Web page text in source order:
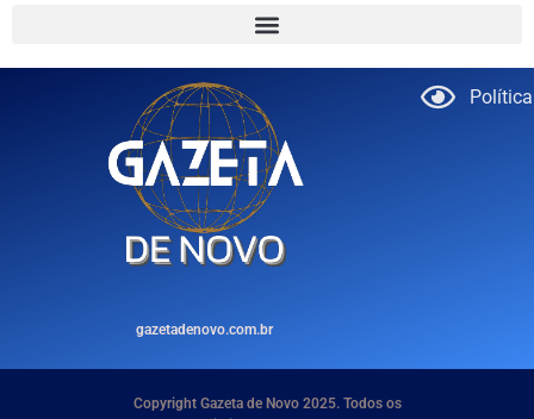
gazetadenovo.com.br
Copyright Gazeta de Novo 2025. Todos os